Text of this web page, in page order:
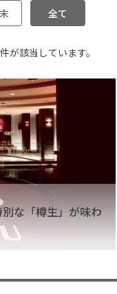
全て
が該当しています。
な「樽生」が味わ